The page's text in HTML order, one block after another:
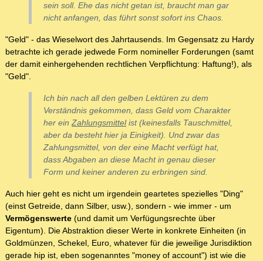
sein soll. Ehe das nicht getan ist, braucht man gar
nicht anfangen, das führt sonst sofort ins Chaos.
"Geld" - das Wieselwort des Jahrtausends. Im Gegensatz zu Hardy
betrachte ich gerade jedwede Form nomineller Forderungen (samt
der damit einhergehenden rechtlichen Verpflichtung: Haftung!), als
"Geld".
Ich bin nach all den gelben Lektüren zu dem
Verständnis gekommen, dass Geld vom Charakter
her einZahlungsmittelist (keinesfalls Tauschmittel,
aber da besteht hier ja Einigkeit). Und zwar das
Zahlungsmittel, von der eine Machtverfügt hat,
dass Abgaben an diese Macht in genau dieser
Form und keiner anderen zu erbringen sind.
Auch hier geht es nicht um irgendein geartetes spezielles "Ding"
(einst Getreide, dann Silber, usw.), sondern - wie immer - um
Vermögenswerte (und damit um Verfügungsrechte über
Eigentum). Die Abstraktion dieser Werte in konkrete Einheiten (in
Goldmünzen, Schekel, Euro, whatever für die jeweilige Jurisdiktion
gerade hip ist, eben sogenanntes "money of account") ist wie die